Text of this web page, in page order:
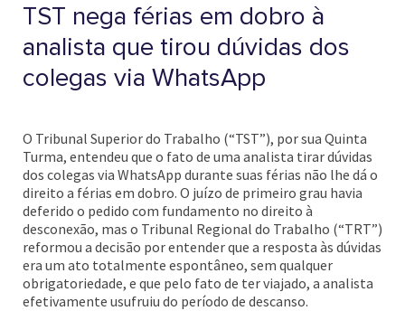
TST nega férias em dobro à
analista que tirou dúvidas dos
colegas via WhatsApp
O Tribunal Superior do Trabalho (“TST”), por sua Quinta
Turma, entendeu que o fato de uma analista tirar dúvidas
dos colegas via WhatsApp durante suas férias não lhe dá o
direito a férias em dobro. O juízo de primeiro grau havia
deferido o pedido com fundamento no direito à
desconexão, mas o Tribunal Regional do Trabalho (“TRT”)
reformou a decisão por entender que a resposta às dúvidas
era um ato totalmente espontâneo, sem qualquer
obrigatoriedade, e que pelo fato de ter viajado, a analista
efetivamente usufruiu do período de descanso.